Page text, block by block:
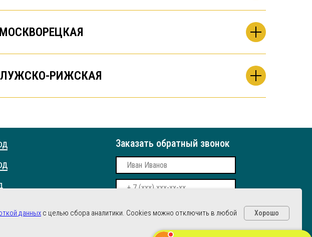
РИЖСКАЯ
персональных данных
Заказать звонок
Заказать обратный звонок
данных с целью сбора аналитики. Cookies можно отключить в любой
Хорошо